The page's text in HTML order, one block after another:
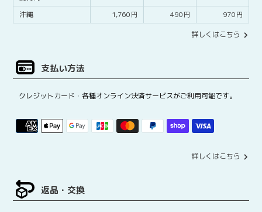
沖縄 1,760 490
970
詳しくはこちら
支払い方法
クレジットカード・各種オンライン決済サービスがご利用可能です。
詳しくはこちら
返品・交換